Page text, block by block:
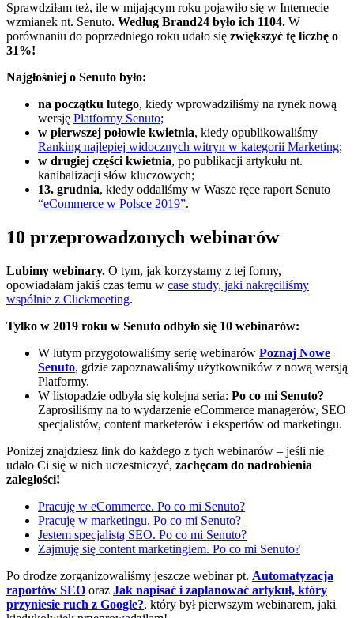
Sprawdziłam też, ile w mijającym roku pojawiło się w Internecie
wzmianek nt. Senuto. Według Brand24 było ich 1104. W
porównaniu do poprzedniego roku udało się zwiększyć tę liczbę o
31%!
Najgłośniej o Senuto było:
na początku lutego, kiedy wprowadziliśmy na rynek nową
wersję Platformy Senuto;
w pierwszej połowie kwietnia, kiedy opublikowaliśmy
Ranking najlepiej widocznych witryn w kategorii Marketing;
w drugiej części kwietnia, po publikacji artykułu nt.
kanibalizacji słów kluczowych;
13. grudnia, kiedy oddaliśmy w Wasze ręce raport Senuto
“eCommerce w Polsce 2019”.
10 przeprowadzonych webinarów
Lubimy webinary. O tym, jak korzystamy z tej formy,
opowiadałam jakiś czas temu w case study, jaki nakręciliśmy
wspólnie z Clickmeeting.
Tylko w 2019 roku w Senuto odbyło się 10 webinarów:
W lutym przygotowaliśmy serię webinarów Poznaj Nowe
Senuto, gdzie zapoznawaliśmy użytkowników z nową wersją
Platformy.
W listopadzie odbyła się kolejna seria: Po co mi Senuto?
Zaprosiliśmy na to wydarzenie eCommerce managerów, SEO
specjalistów, content marketerów i ekspertów od marketingu.
Poniżej znajdziesz link do każdego z tych webinarów – jeśli nie
udało Ci się w nich uczestniczyć, zachęcam do nadrobienia
zaległości!
Pracuję w eCommerce. Po co mi Senuto?
Pracuję w marketingu. Po co mi Senuto?
Jestem specjalistą SEO. Po co mi Senuto?
Zajmuję się content marketingiem. Po co mi Senuto?
Po drodze zorganizowaliśmy jeszcze webinar pt. Automatyzacja
raportów SEO oraz Jak napisać i zaplanować artykuł, który
przyniesie ruch z Google?, który był pierwszym webinarem, jaki